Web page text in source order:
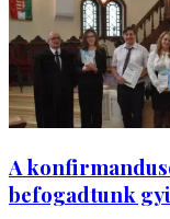
A
befogadtunk